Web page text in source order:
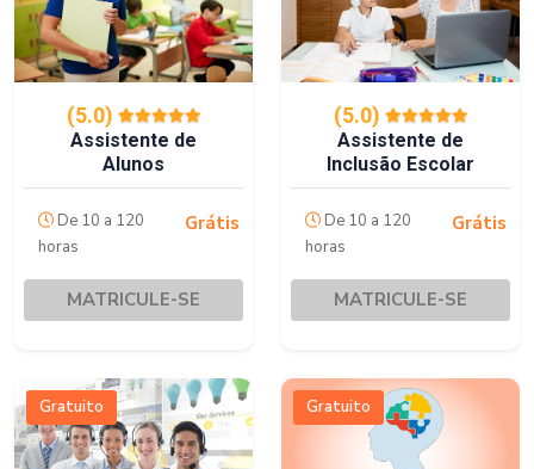
(5.0)
Assistente de
Alunos
De 10 a 120
horas
Grátis
MATRICULE-SE
(5.0)
Assistente de
Inclusão Escolar
De 10 a 120
horas
Grátis
MATRICULE-SE
Gratuito Gratuito